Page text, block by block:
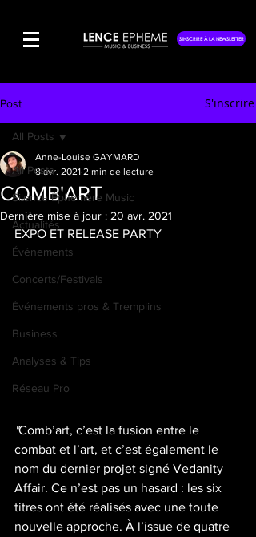
S'INSCRIRE À LA NEWSLETTER
Post S'inscrire
All Posts
Silence Éphémère Music
Actualités
Événements
Concerts/Festivals
Événements pros & Tremplins
Business
Analyses & Tips
Réseau Pro
All Posts
COMB'ART
Anne-Louise GAYMARD
8 avr. 2021 2 min de lecture
Dernière mise à jour : 20 avr. 2021
EXPO ET RELEASE PARTY
"Comb’art, c’est la fusion entre le
combat et l’art, et c’est également le
nom du dernier projet signé Vedanity
Affair. Ce n’est pas un hasard : les six
titres ont été réalisés avec une toute
nouvelle approche. À l’issue de quatre